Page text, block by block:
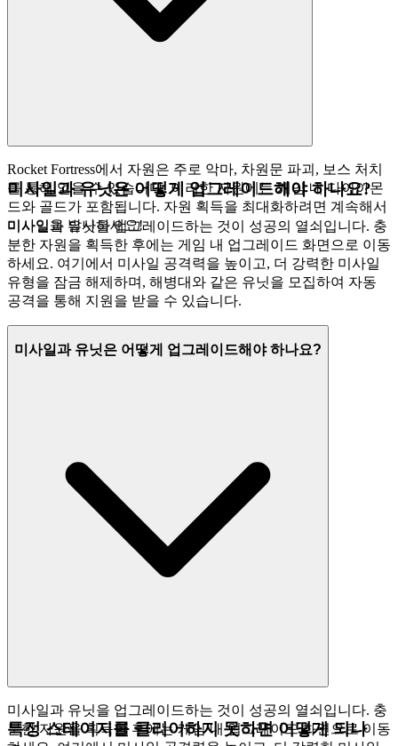
Rocket Fortress에서 자원은 주로 악마, 차원문 파괴, 보스 처치
를 통해 얻을 수 있습니다. 이러한 자원에는 게임 내 다이아몬
드와 골드가 포함됩니다. 자원 획득을 최대화하려면 계속해서
미사일을 발사하세요!
미사일과 유닛은 어떻게 업그레이드해야 하나요?
미사일과 유닛을 업그레이드하는 것이 성공의 열쇠입니다. 충
분한 자원을 획득한 후에는 게임 내 업그레이드 화면으로 이동
하세요. 여기에서 미사일 공격력을 높이고, 더 강력한 미사일
유형을 잠금 해제하며, 해병대와 같은 유닛을 모집하여 자동
공격을 통해 지원을 받을 수 있습니다.
미사일과 유닛은 어떻게 업그레이드해야 하나요?
미사일과 유닛을 업그레이드하는 것이 성공의 열쇠입니다. 충
분한 자원을 획득한 후에는 게임 내 업그레이드 화면으로 이동
특정 스테이지를 클리어하지 못하면 어떻게 되나